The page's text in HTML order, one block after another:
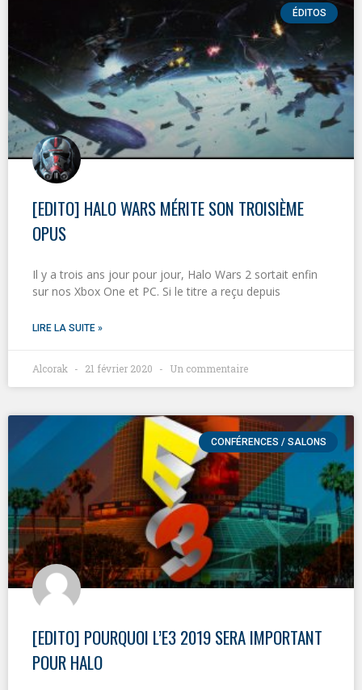
ÉDITOS
[EDITO] HALO WARS MÉRITE SON TROISIÈME
OPUS
Il y a trois ans jour pour jour, Halo Wars 2 sortait enfin
sur nos Xbox One et PC. Si le titre a reçu depuis
LIRE LA SUITE »
Alcorak 21 février 2020 Un commentaire
CONFÉRENCES / SALONS
[EDITO] POURQUOI L’E3 2019 SERA IMPORTANT
POUR HALO